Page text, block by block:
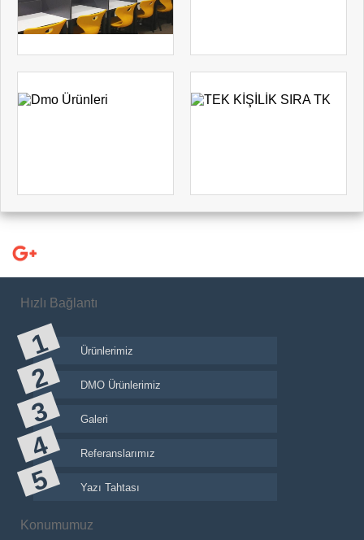
Hızlı Bağlantı
Ürünlerimiz
DMO Ürünlerimiz
Galeri
Referanslarımız
Yazı Tahtası
Konumumuz